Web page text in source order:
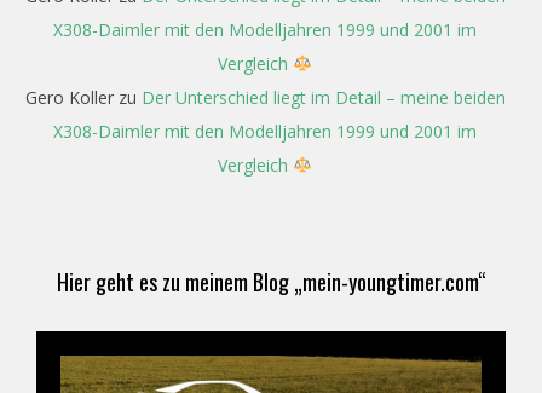
X308-Daimler mit den Modelljahren 1999 und 2001 im
Vergleich
Gero Kollerzu Der Unterschied liegt im Detail – meine beiden
X308-Daimler mit den Modelljahren 1999 und 2001 im
Vergleich
Hier geht es zu meinem Blog „mein-youngtimer.com“